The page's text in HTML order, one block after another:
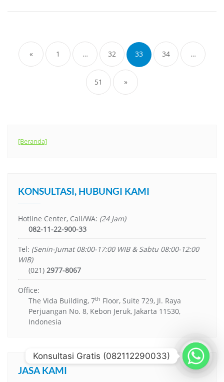
navigation
« 1 … 32 33 34 …
51 »
[Beranda]
KONSULTASI, HUBUNGI KAMI
Hotline Center, Call/WA: (24 Jam)
082-11-22-900-33
Tel: (Senin-Jumat 08:00-17:00 WIB & Sabtu 08:00-12:00
WIB)
(021) 2977-8067
Office:
The Vida Building, 7th Floor, Suite 729, Jl. Raya
Perjuangan No. 8, Kebon Jeruk, Jakarta 11530,
Indonesia
JASA KAMI
Konsultasi Gratis (082112290033)